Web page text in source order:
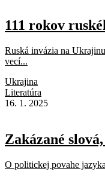
111 rokov
Ruská invázia na
vecí...
Ukrajina
Literatúra
16. 1. 2025
Zakázané
O politickej povahe jazyka